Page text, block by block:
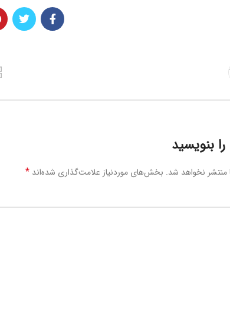
بنویسید
منتشر نخواهد شد. بخش‌های موردنیاز علامت‌گذاری شده‌اند *